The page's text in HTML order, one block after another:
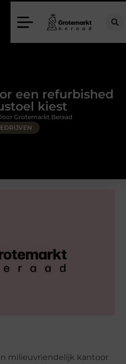
voor een rijschool in Utrecht?
een refurbished
kiest
Grotemarkt Beraad
milieuvriendelijk kantoor